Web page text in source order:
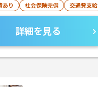
あり
社会保険完備 交通費支給
詳細を見る